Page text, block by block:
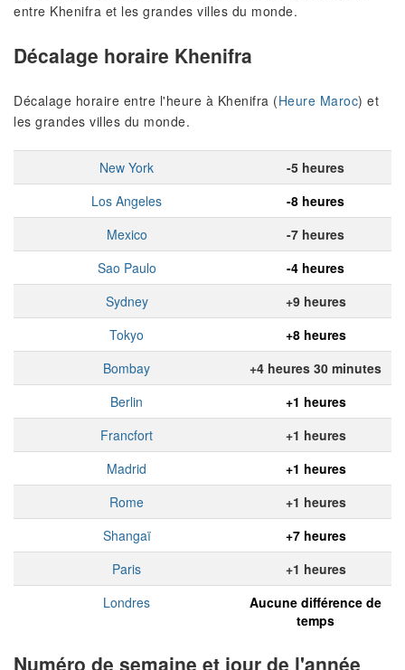
entre Khenifra et les grandes villes du monde.
Décalage horaire Khenifra
Décalage horaire entre l'heure à Khenifra (Heure Maroc) et
les grandes villes du monde.
New York
-5 heures
Los Angeles
-8 heures
Mexico
-7 heures
Sao Paulo
-4 heures
Sydney
+9 heures
Tokyo
+8 heures
Bombay
+4 heures 30 minutes
Berlin
+1 heures
Francfort
+1 heures
Madrid
+1 heures
Rome
+1 heures
Shangaï
+7 heures
Paris
+1 heures
Londres
Aucune différence de
temps
Numéro de semaine et jour de l'année